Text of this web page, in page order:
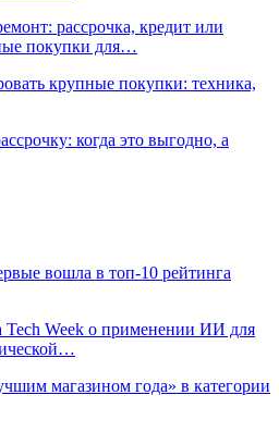
рассрочка, кредит или
покупки для…
крупные покупки: техника,
когда это выгодно, а
вошла в топ-10 рейтинга
Tech Week о применении ИИ для
магазином года» в категории